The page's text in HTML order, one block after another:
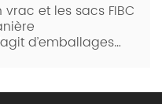
et les sacs FIBC
d’emballages
et des normes